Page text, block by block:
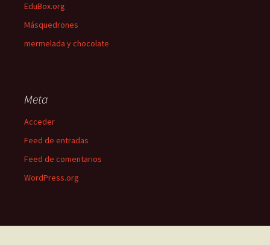
EduBox.org
Másquedrones
mermelada y chocolate
Meta
Acceder
Feed de entradas
Feed de comentarios
WordPress.org